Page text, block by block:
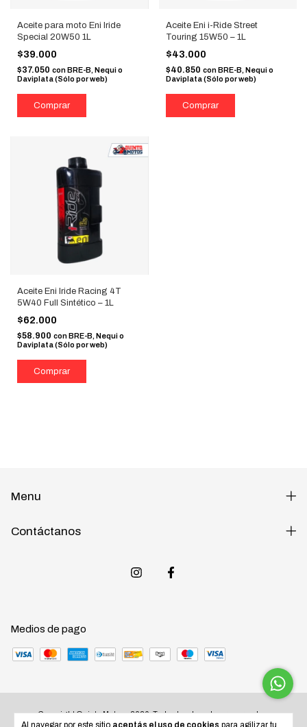
Al navegar por este sitio aceptás el uso de cookies para agilizar tu
Aceite para moto Eni Iride
Special 20W50 1L
$39.000
$37.050 con BRE-B, Nequi o
Daviplata (Sólo por web)
Aceite Eni i-Ride Street
Touring 15W50 – 1L
$43.000
$40.850 con BRE-B, Nequi o
Daviplata (Sólo por web)
Aceite Eni Iride Racing 4T
5W40 Full Sintético – 1L
$62.000
$58.900 conBRE-B, Nequi o
Daviplata (Sólo por web)
Menu
Contáctanos
Medios de pago
Copyright Quinta Motos - 2026. Todos los derechos reservados.